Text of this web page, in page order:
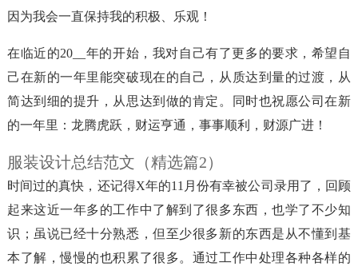
因为我会一直保持我的积极、乐观！
在临近的20__年的开始，我对自己有了更多的要求，希望自
己在新的一年里能突破现在的自己，从质达到量的过渡，从
简达到细的提升，从思达到做的肯定。同时也祝愿公司在新
的一年里：龙腾虎跃，财运亨通，事事顺利，财源广进！
服装设计总结范文（精选篇2）
时间过的真快，还记得X年的11月份有幸被公司录用了，回顾
起来这近一年多的工作中了解到了很多东西，也学了不少知
识；虽说已经十分熟悉，但至少很多新的东西是从不懂到基
本了解，慢慢的也积累了很多。通过工作中处理各种各样的